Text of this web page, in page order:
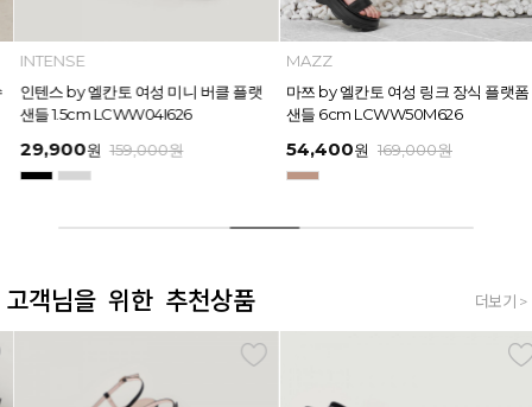
INTENSE
인텐스 by 엘칸토 여성 미니 버클 플랫
샌들 1.5cm LCWW04I626
29,900원 159,000원
MAZZ
마쯔 by 엘칸토 여성 링크 장식 플랫폼
샌들 6cm LCWW50M626
54,400원 169,000원
고객님을 위한 추천상품 더보기 >